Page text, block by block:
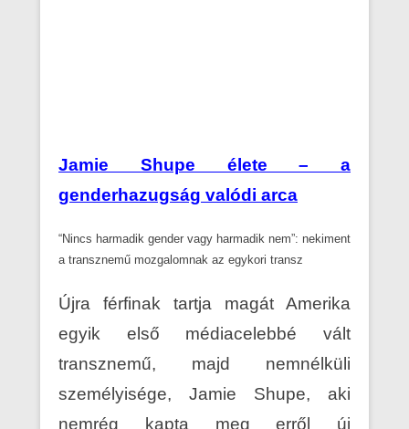
Jamie Shupe élete – a
genderhazugság valódi arca
“Nincs harmadik gender vagy harmadik nem”: nekiment
a transznemű mozgalomnak az egykori transz
Újra férfinak tartja magát Amerika
egyik első médiacelebbé vált
transznemű, majd nemnélküli
személyisége, Jamie Shupe, aki
nemrég kapta meg erről új